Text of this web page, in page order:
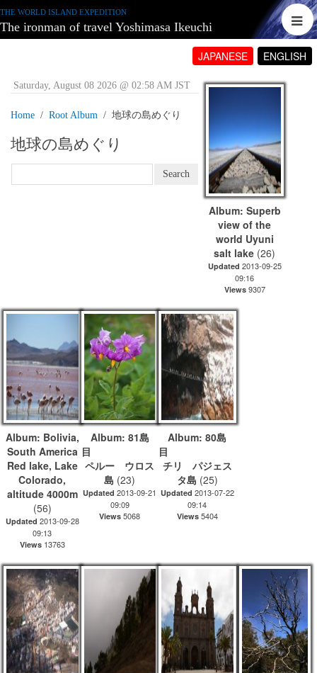
THE WORLD ISLAND EXPEDITION
The ironman of travel Yoshimasa Ikeuchi
JAPANESE ENGLISH
Saturday, August 08 2026 @ 02:58 AM JST
Home Root Album 地球の島めぐり
地球の島めぐり
Album: Superb
view of the
world Uyuni
salt lake (26)
Updated 2013-09-25
09:16
Views9307
Album: Bolivia,
South America
Red lake, Lake
Colorado,
altitude 4000m
(56)
Updated 2013-09-28
09:13
Views13763
Album: 81島
目
ペルー ウロス
島 (23)
Updated2013-09-21
09:09
Views 5068
Album: 80島
目
チリ パジェス
タ島 (25)
Updated 2013-07-22
09:14
Views5404